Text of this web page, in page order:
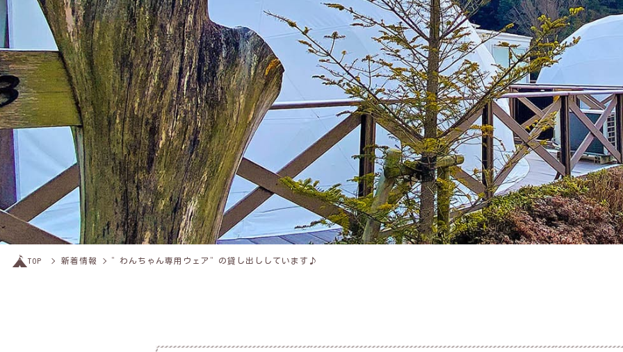
TOP 新着情報 ”わんちゃん専用ウェア”の貸し出ししています♪